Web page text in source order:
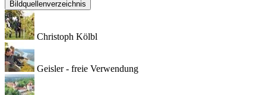
Bildquellenverzeichnis
Christoph Kölbl
Geisler - freie Verwendung